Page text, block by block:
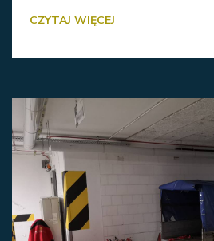
CZYTAJ WIĘCEJ